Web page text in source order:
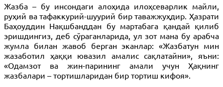
Жазба – бу инсондаги алоҳида илоҳсеварлик майли,
руҳий ва тафаккурий-шуурий бир таважжуҳдир. Ҳазрати
Баҳоуддин Нақшбанддан бу мартабага қандай қилиб
эришдингиз, деб сўраганларида, ул зот мана бу арабча
жумла билан жавоб берган эканлар: «Жазбатун мин
жазаботил ҳаққи ювазил амалис сақлатайни», яъни:
«Одамзот ва жин-парининг амали учун Ҳақнинг
жазбалари – тортишларидан бир тортиш кифоя».